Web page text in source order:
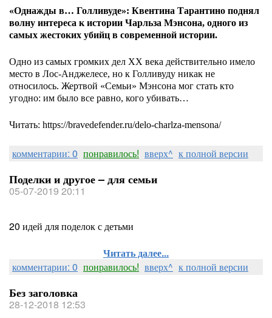
«Однажды в… Голливуде»: Квентина Тарантино поднял
волну интереса к истории Чарльза Мэнсона, одного из
самых жестоких убийц в современной истории.
Одно из самых громких дел ХХ века действительно имело
место в Лос-Анджелесе, но к Голливуду никак не
относилось. Жертвой «Семьи» Мэнсона мог стать кто
угодно: им было все равно, кого убивать…
Читать: https://bravedefender.ru/delo-charlza-mensona/
комментарии: 0 понравилось! вверх^ к полной версии
Поделки и другое – для семьи
05-07-2019 20:11
20 идей для поделок с детьми
Читать далее...
комментарии: 0 понравилось! вверх^ к полной версии
Без заголовка
28-12-2018 12:53